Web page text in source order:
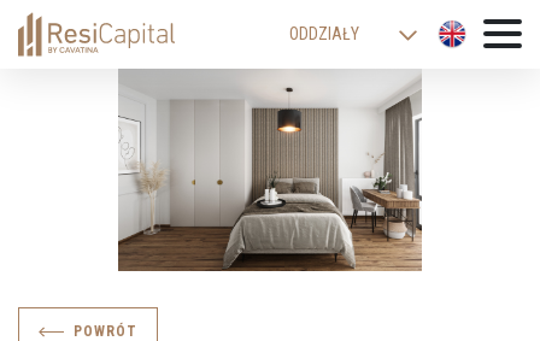
ODDZIAŁY
ŁÓDŹ
WROCŁAW
POWRÓT